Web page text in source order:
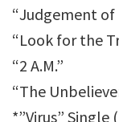
“Judgement of
“Look for the
“2 A.M.”
“The
*”Virus” Single